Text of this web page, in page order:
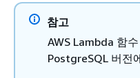
참고
AWS Lambda 함
PostgreSQL 버전